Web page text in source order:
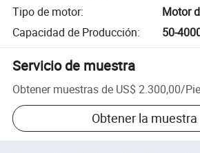
Tipo de motor:
Motor
Capacidad de Producción: 50-
Servicio de muestra
Obtener muestras de US$ 2.300,00/
Obtener la muestra